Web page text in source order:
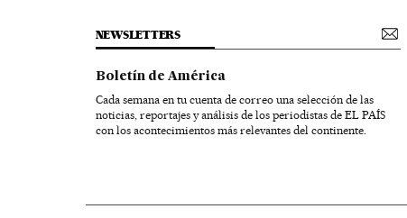
NEWSLETTERS
Boletín de América
Cada semana en tu cuenta de correo una selección de las
noticias, reportajes y análisis de los periodistas de EL PAÍS
con los acontecimientos más relevantes del continente.